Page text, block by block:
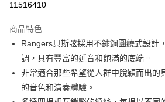
合作金庫商業銀行
華南商業銀行
彰化商
上海商業儲蓄銀行
台北富
國泰世華商業銀行
兆豐國
臺灣中小企業銀行
匯豐（台灣）商業銀行
華泰商
6 期 0 利率 每期
華南商業銀行
彰化商
上海商業儲蓄銀行
台北富
國泰世華商業銀行
12 期 0 利率 每期 NT$79
合作金庫商業銀行
第一商
上海商業儲蓄銀行
超商取貨付款
LINE Pay
11516410
商品特色
Rangers貝斯弦採用不鏽鋼圓繞式設計
調，具有豐富的延音和飽滿的底端。
非常適合那些希望從人群中脫穎而出的
的音色和演奏體驗。